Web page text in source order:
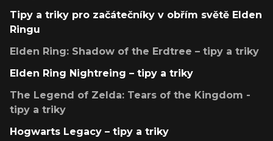
Tipy a triky pro začátečníky v obřím světě Elden
Ringu
Elden Ring: Shadow of the Erdtree – tipy a triky
Elden Ring Nightreing – tipy a triky
The Legend of Zelda: Tears of the Kingdom -
tipy a triky
Hogwarts Legacy – tipy a triky